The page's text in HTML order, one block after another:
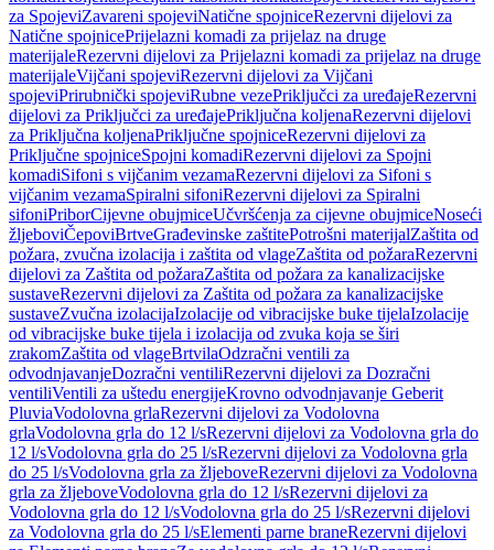
za SpojeviZavareni spojeviNatične spojniceRezervni dijelovi za
Natične spojnicePrijelazni komadi za prijelaz na druge
materijaleRezervni dijelovi za Prijelazni komadi za prijelaz na druge
materijaleVijčani spojeviRezervni dijelovi za Vijčani
spojeviPrirubnički spojeviRubne vezePriključci za uređajeRezervni
dijelovi za Priključci za uređajePriključna koljenaRezervni dijelovi
za Priključna koljenaPriključne spojniceRezervni dijelovi za
Priključne spojniceSpojni komadiRezervni dijelovi za Spojni
komadiSifoni s vijčanim vezamaRezervni dijelovi za Sifoni s
vijčanim vezamaSpiralni sifoniRezervni dijelovi za Spiralni
sifoniPriborCijevne obujmiceUčvršćenja za cijevne obujmiceNoseći
žljeboviČepoviBrtveGrađevinske zaštitePotrošni materijalZaštita od
požara, zvučna izolacija i zaštita od vlageZaštita od požaraRezervni
dijelovi za Zaštita od požaraZaštita od požara za kanalizacijske
sustaveRezervni dijelovi za Zaštita od požara za kanalizacijske
sustaveZvučna izolacijaIzolacije od vibracijske buke tijelaIzolacije
od vibracijske buke tijela i izolacija od zvuka koja se širi
zrakomZaštita od vlageBrtvilaOdzračni ventili za
odvodnjavanjeDozračni ventiliRezervni dijelovi za Dozračni
ventiliVentili za uštedu energijeKrovno odvodnjavanje Geberit
PluviaVodolovna grlaRezervni dijelovi za Vodolovna
grlaVodolovna grla do 12 l/sRezervni dijelovi za Vodolovna grla do
12 l/sVodolovna grla do 25 l/sRezervni dijelovi za Vodolovna grla
do 25 l/sVodolovna grla za žljeboveRezervni dijelovi za Vodolovna
grla za žljeboveVodolovna grla do 12 l/sRezervni dijelovi za
Vodolovna grla do 12 l/sVodolovna grla do 25 l/sRezervni dijelovi
za Vodolovna grla do 25 l/sElementi parne braneRezervni dijelovi